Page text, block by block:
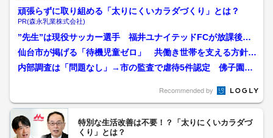
頑張らずに取り組める「太りにくいカラダづくり」とは？
PR(森永乳業株式会社)
”先生”は現役サッカー選手 福井ユナイテッドFCが放課後児
童クラブを運営 教員免...
仙台市が掲げる「待機児童ゼロ」 共働き世帯を支える方針転
換と、受け入れる現場にの...
内部調査は「問題なし」→市の監査で虐待5件認定 佛子園の
Recommended by
特別な生活改善は不要！？「太りにくいカラダづ
くり」とは？